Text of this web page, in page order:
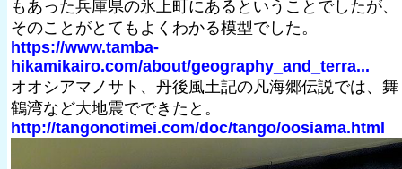
もあった兵庫県の氷上町にあるということでしたが、
そのことがとてもよくわかる模型でした。
https://www.tamba-
hikamikairo.com/about/geography_and_terra...
オオシアマノサト、丹後風土記の凡海郷伝説では、舞
鶴湾など大地震でできたと。
http://tangonotimei.com/doc/tango/oosiama.html